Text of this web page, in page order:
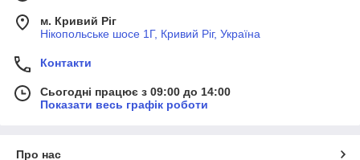
м. Кривий Ріг
Нікопольське шосе 1Г, Кривий Ріг, Україна
Контакти
Сьогодні працює з 09:00 до 14:00
Показати весь графік роботи
Про нас